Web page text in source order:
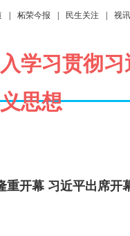
柘荣今报 民生关注 视
学习贯彻
思想
重开幕 习近平出席开